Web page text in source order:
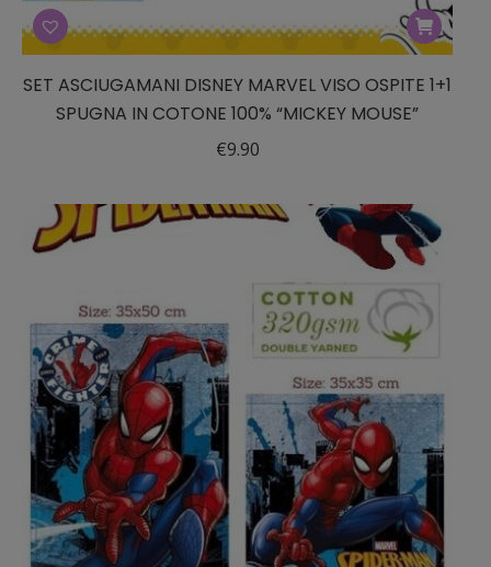
SET ASCIUGAMANI DISNEY MARVEL VISO OSPITE 1+1
SPUGNA IN COTONE 100% “MICKEY MOUSE”
€9.90